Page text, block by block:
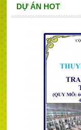
DỰ ÁN HOT